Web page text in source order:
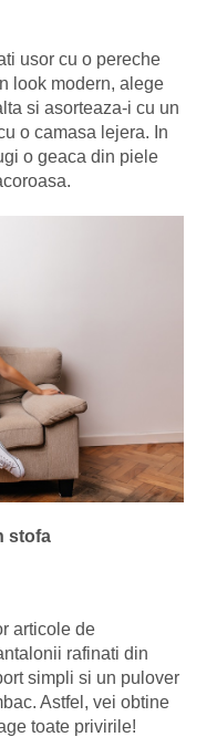
usor cu o pereche
look modern, alege
si asorteaza-i cu un
o camasa lejera. In
o geaca din piele
stofa
articole de
rafinati din
simpli si un pulover
Astfel, vei obtine
toate privirile!